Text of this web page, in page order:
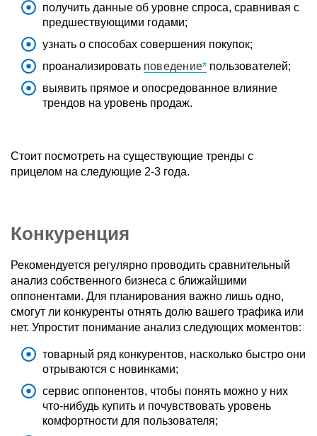
получить данные об уровне спроса, сравнивая с
предшествующими годами;
узнать о способах совершения покупок;
проанализировать поведение
пользователей;
выявить прямое и опосредованное влияние
трендов на уровень продаж.
Стоит посмотреть на существующие тренды с
прицелом на следующие 2-3 года.
Конкуренция
Рекомендуется регулярно проводить сравнительный
анализ собственного бизнеса с ближайшими
оппонентами. Для планирования важно лишь одно,
смогут ли конкуренты отнять долю вашего трафика или
нет. Упростит понимание анализ следующих моментов:
товарный ряд конкурентов, насколько быстро они
отрываются с новинками;
сервис оппонентов, чтобы понять можно у них
что-нибудь купить и почувствовать уровень
комфортности для пользователя;